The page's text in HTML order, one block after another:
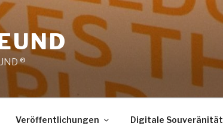
®
Veröffentlichungen Digitale Souveränität